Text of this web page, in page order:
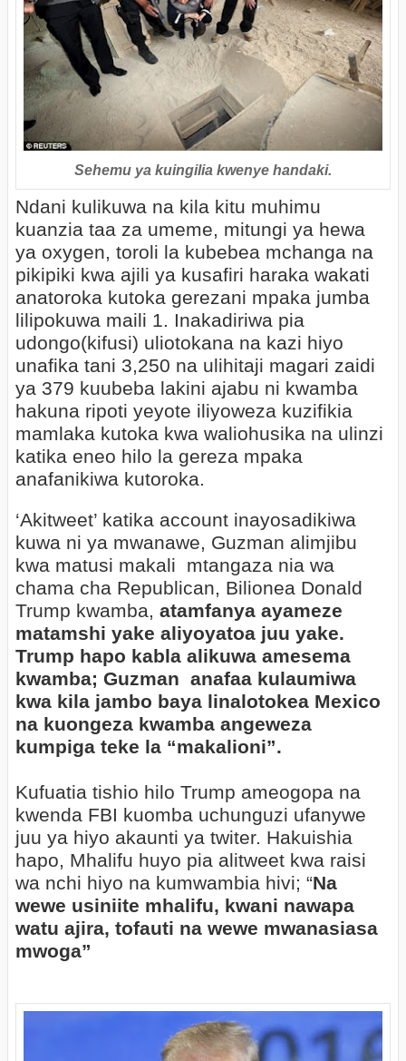
Sehemu ya kuingilia kwenye handaki.
Ndani kulikuwa na kila kitu muhimu
kuanzia taa za umeme, mitungi ya hewa
ya oxygen, toroli la kubebea mchanga na
pikipiki kwa ajili ya kusafiri haraka wakati
anatoroka kutoka gerezani mpaka jumba
lilipokuwa maili 1. Inakadiriwa pia
udongo(kifusi) uliotokana na kazi hiyo
unafika tani 3,250 na ulihitaji magari zaidi
ya 379 kuubeba lakini ajabu ni kwamba
hakuna ripoti yeyote iliyoweza kuzifikia
mamlaka kutoka kwa waliohusika na ulinzi
katika eneo hilo la gereza mpaka
anafanikiwa kutoroka.
‘Akitweet’ katika account inayosadikiwa
kuwa ni ya mwanawe, Guzman alimjibu
kwa matusi makali mtangaza nia wa
chama cha Republican, Bilionea Donald
Trump kwamba, atamfanya ayameze
matamshi yake aliyoyatoa juu yake.
Trump hapo kabla alikuwa amesema
kwamba; Guzman anafaa kulaumiwa
kwa kila jambo baya linalotokea Mexico
na kuongeza kwamba angeweza
kumpiga teke la “makalioni”.
Kufuatia tishio hilo Trump ameogopa na
kwenda FBI kuomba uchunguzi ufanywe
juu ya hiyo akaunti ya twiter. Hakuishia
hapo, Mhalifu huyo pia alitweet kwa raisi
wa nchi hiyo na kumwambia hivi; “Na
wewe usiniite mhalifu, kwani nawapa
watu ajira, tofauti na wewe mwanasiasa
mwoga”